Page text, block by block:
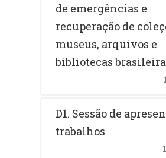
de emergências e
recuperação de
museus, arquivos e
bibliotecas
D1. Sessão de
trabalhos